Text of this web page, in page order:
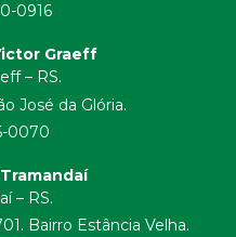
0916
Graeff
– RS.
José da Glória.
0070
– RS.
Bairro Estância Velha.